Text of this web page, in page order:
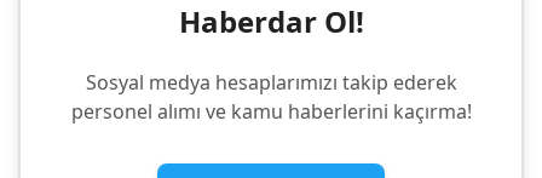
Haberdar Ol!
Sosyal medya hesaplarımızı takip ederek
personel alımı ve kamu haberlerini kaçırma!